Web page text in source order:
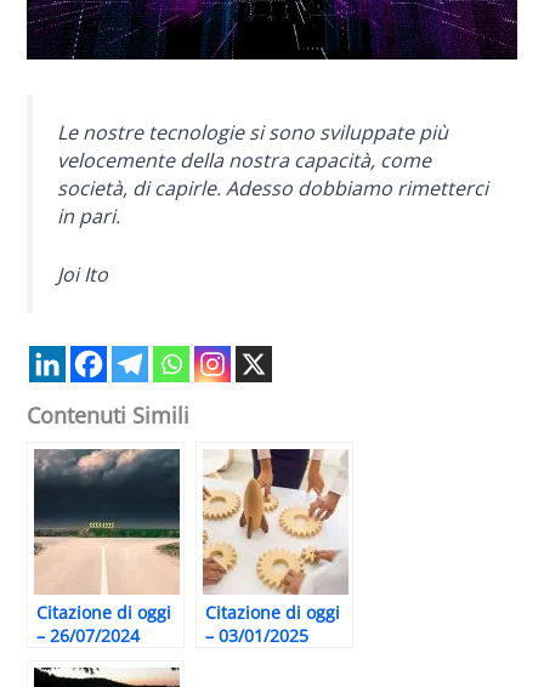
Le nostre tecnologie si sono sviluppate più
velocemente della nostra capacità, come
società, di capirle. Adesso dobbiamo rimetterci
in pari.
Joi Ito
Contenuti Simili
Citazione di oggi
– 26/07/2024
Citazione di oggi
– 03/01/2025